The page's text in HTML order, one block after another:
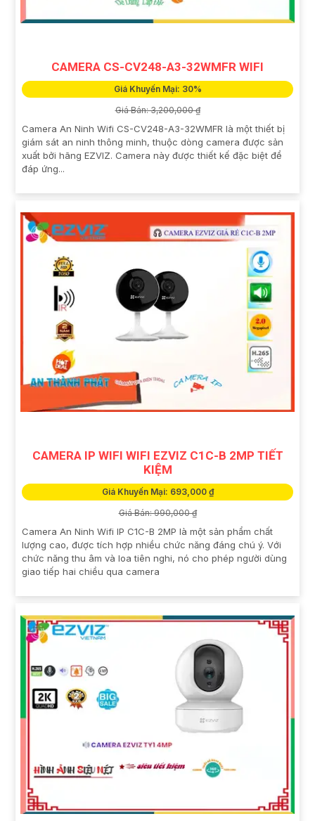
CAMERA CS-CV248-A3-32WMFR WIFI
Giá Khuyến Mại: 30%
Giá Bán: 3,200,000 ₫
Camera An Ninh Wifi CS-CV248-A3-32WMFR là một thiết bị
giám sát an ninh thông minh, thuộc dòng camera được sản
xuất bởi hãng EZVIZ. Camera này được thiết kế đặc biệt để
đáp ứng...
CAMERA IP WIFI WIFI EZVIZ C1C-B 2MP TIẾT
KIỆM
Giá Khuyến Mại: 693,000 ₫
Giá Bán: 990,000 ₫
Camera An Ninh Wifi IP C1C-B 2MP là một sản phẩm chất
lượng cao, được tích hợp nhiều chức năng đáng chú ý. Với
chức năng thu âm và loa tiên nghi, nó cho phép người dùng
giao tiếp hai chiều qua camera